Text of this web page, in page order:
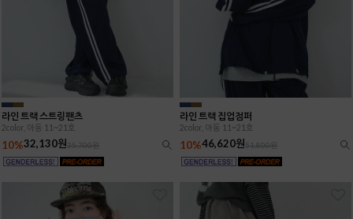
라인 트랙 스트링팬츠
2color, 아동 11~21호
10%32,130원35,700원
라인 트랙 집업점퍼
2color, 아동 11~21호
10%46,620원51,800원